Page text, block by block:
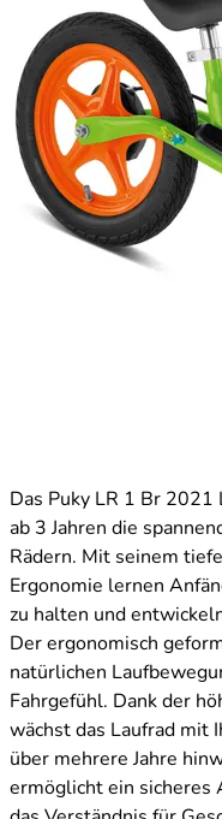
Das Puky LR 1 Br 2021
ab 3 Jahren die
Rädern. Mit seinem
Ergonomie lernen
zu halten und
Der ergonomisch
natürlichen
Fahrgefühl. Dank der
wächst das Laufrad mit
über mehrere Jahre
ermöglicht ein sicheres